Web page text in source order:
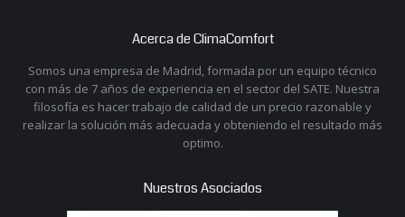
Acerca de ClimaComfort
Somos una empresa de Madrid, formada por un equipo técnico
con más de 7 años de experiencia en el sector del SATE. Nuestra
filosofía es hacer trabajo de calidad de un precio razonable y
realizar la solución más adecuada y obteniendo el resultado más
optimo.
Nuestros Asociados